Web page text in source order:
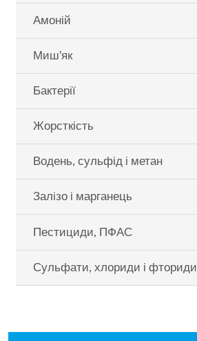
Амоній
Миш'як
Бактерії
Жорсткість
Водень, сульфід і метан
Залізо і марганець
Пестициди, ПФАС
Сульфати, хлориди і фториди